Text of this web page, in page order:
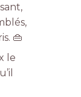
👜
le